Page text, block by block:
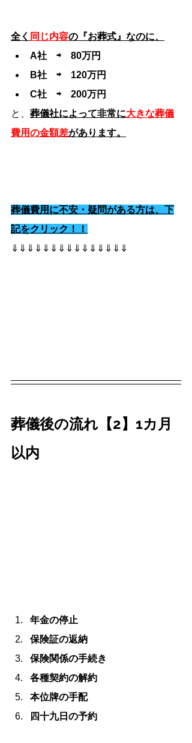
全く 同じ内容の『お葬式』なのに、
A社　⇨　80万円
B社　⇨　120万円
C社　⇨　200万円
と、 葬儀社によって非常に大きな葬儀
費用の金額差があります。
葬儀費用に不安・疑問がある方は、下
記をクリック！！
⇓⇓⇓⇓⇓⇓⇓⇓⇓⇓⇓⇓⇓⇓⇓
葬儀後の流れ【2】1カ月
以内
年金の停止
保険証の返納
保険関係の手続き
各種契約の解約
本位牌の手配
四十九日の予約